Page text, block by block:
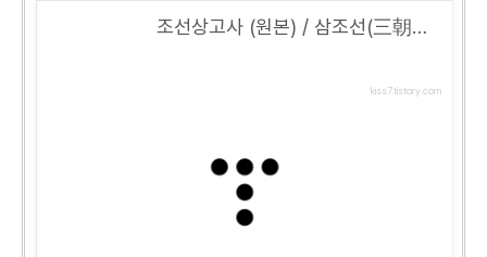
조선상고사 (원본) / 삼조선(三朝鮮) 분립시대 - 제4장 "삼조선(三朝鮮) 분립 후의 '말朝鮮'"
kiss7.tistory.com